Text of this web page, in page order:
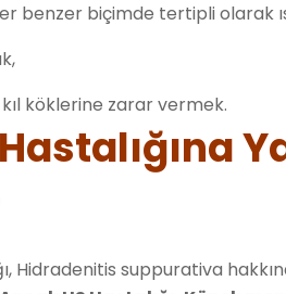
benzer biçimde tertipli olarak
kıl köklerine zarar vermek.
Hidradenitis suppurativa